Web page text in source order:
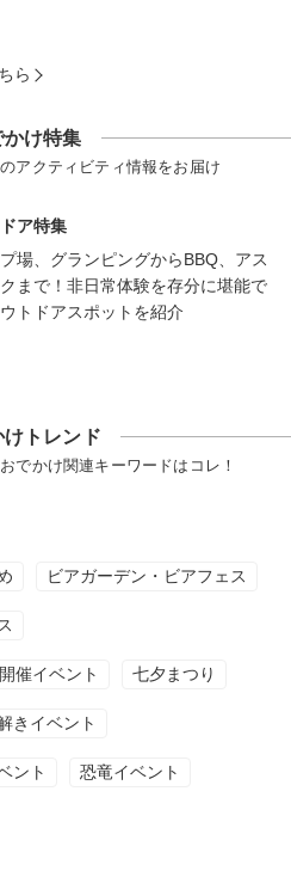
ら
かけ特集
アクティビティ情報をお届け
ア特集
場、グランピングからBBQ、アス
まで！非日常体験を存分に堪能で
トドアスポットを紹介
けトレンド
でかけ関連キーワードはコレ！
ビアガーデン・ビアフェス
催イベント 七夕まつり
きイベント
ント 恐竜イベント